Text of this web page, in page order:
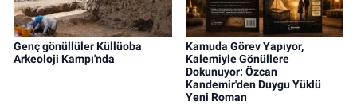
Genç gönüllüler Küllüoba
Arkeoloji Kampı'nda
Kamuda Görev Yapıyor,
Kalemiyle Gönüllere
Dokunuyor: Özcan
Kandemir'den Duygu Yüklü
Yeni Roman